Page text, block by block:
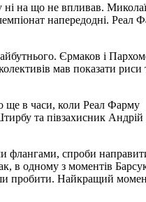
ні на що не впливав.
напередодні. Реал
Єрмаков і
мав показати риси
ще в часи, коли Реал Фарму
та півзахисник
флангами, спроби
в одному з моментів
пробити. Найкращий